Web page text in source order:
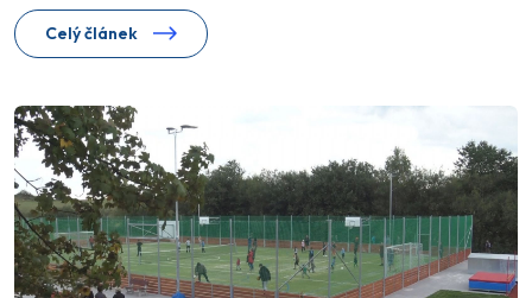
Celý článek